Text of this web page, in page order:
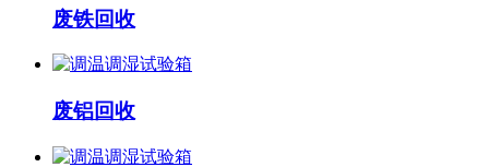
废铁回收
废铝回收